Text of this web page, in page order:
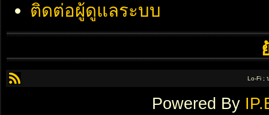
ติดต่อผู้ดูแลระบบ
Lo-Fi ;
Powered By